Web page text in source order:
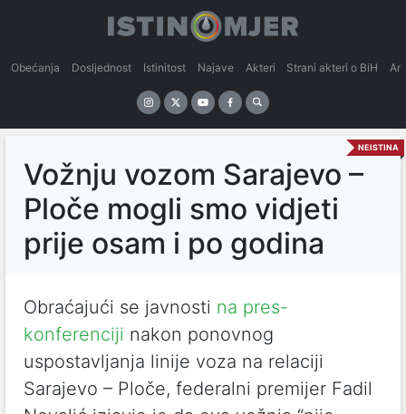
Obećanja Dosljednost Istinitost Najave Akteri Strani akteri o BiH
NEISTINA
Vožnju vozom Sarajevo –
Ploče mogli smo vidjeti
prije osam i po godina
Obraćajući se javnosti na pres-
konferenciji nakon ponovnog
uspostavljanja linije voza na relaciji
Sarajevo – Ploče, federalni premijer Fadil